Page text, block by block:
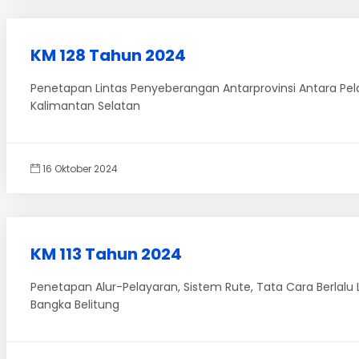
KM 128 Tahun 2024
Penetapan Lintas Penyeberangan Antarprovinsi Antara
Kalimantan Selatan
16 Oktober 2024
KM 113 Tahun 2024
Penetapan Alur-Pelayaran, Sistem Rute, Tata Cara
Bangka Belitung